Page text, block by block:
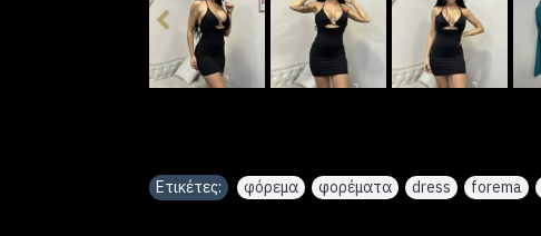
Ετικέτες: φόρεμα , φορέματα , dress , forema ,